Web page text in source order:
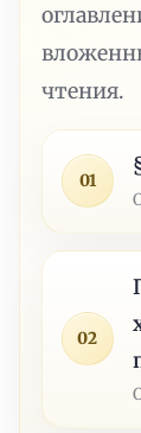
чтения.
01
02